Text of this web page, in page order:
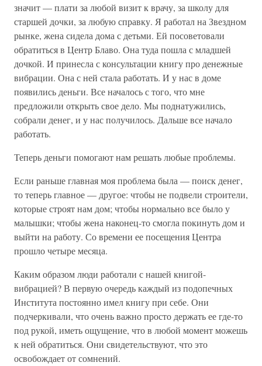
значит — плати за любой визит к врачу, за школу для
старшей дочки, за любую справку. Я работал на Звездном
рынке, жена сидела дома с детьми. Ей посоветовали
обратиться в Центр Блаво. Она туда пошла с младшей
дочкой. И принесла с консультации книгу про денежные
вибрации. Она с ней стала работать. И у нас в доме
появились деньги. Все началось с того, что мне
предложили открыть свое дело. Мы поднатужились,
собрали денег, и у нас получилось. Дальше все начало
работать.
Теперь деньги помогают нам решать любые проблемы.
Если раньше главная моя проблема была — поиск денег,
то теперь главное — другое: чтобы не подвели строители,
которые строят нам дом; чтобы нормально все было у
малышки; чтобы жена наконец-то смогла покинуть дом и
выйти на работу. Со времени ее посещения Центра
прошло четыре месяца.
Каким образом люди работали с нашей книгой-
вибрацией? В первую очередь каждый из подопечных
Института постоянно имел книгу при себе. Они
подчеркивали, что очень важно просто держать ее где-то
под рукой, иметь ощущение, что в любой момент можешь
к ней обратиться. Они свидетельствуют, что это
освобождает от сомнений.